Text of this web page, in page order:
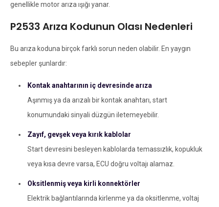
genellikle motor arıza ışığı yanar.
P2533 Arıza Kodunun Olası Nedenleri
Bu arıza koduna birçok farklı sorun neden olabilir. En yaygın
sebepler şunlardır:
Kontak anahtarının iç devresinde arıza
Aşınmış ya da arızalı bir kontak anahtarı, start
konumundaki sinyali düzgün iletemeyebilir.
Zayıf, gevşek veya kırık kablolar
Start devresini besleyen kablolarda temassızlık, kopukluk
veya kısa devre varsa, ECU doğru voltajı alamaz.
Oksitlenmiş veya kirli konnektörler
Elektrik bağlantılarında kirlenme ya da oksitlenme, voltaj